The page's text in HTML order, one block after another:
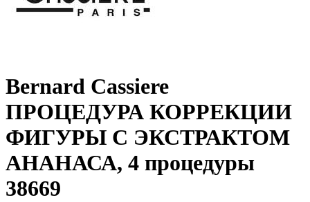
Bernard Cassiere
ПРОЦЕДУРА КОРРЕКЦИИ
ФИГУРЫ С ЭКСТРАКТОМ
АНАНАСА, 4 процедуры
38669